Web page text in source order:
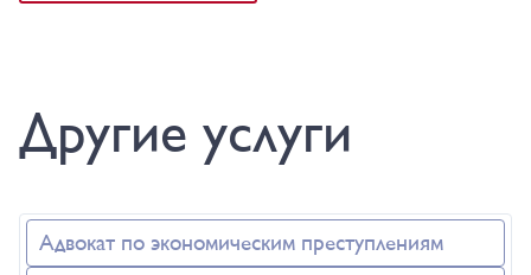
Другие услуги
Адвокат по экономическим преступлениям